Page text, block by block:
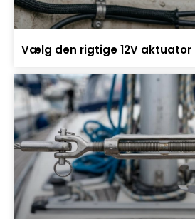
Vælg den rigtige 12V aktuator